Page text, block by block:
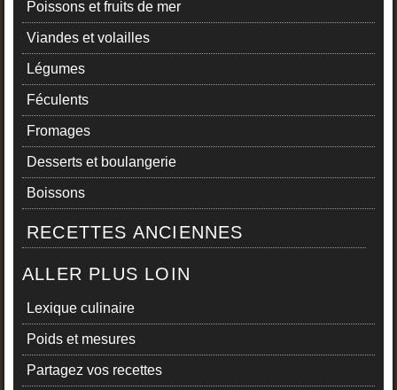
Poissons et fruits de mer
Viandes et volailles
Légumes
Féculents
Fromages
Desserts et boulangerie
Boissons
RECETTES ANCIENNES
ALLER PLUS LOIN
Lexique culinaire
Poids et mesures
Partagez vos recettes